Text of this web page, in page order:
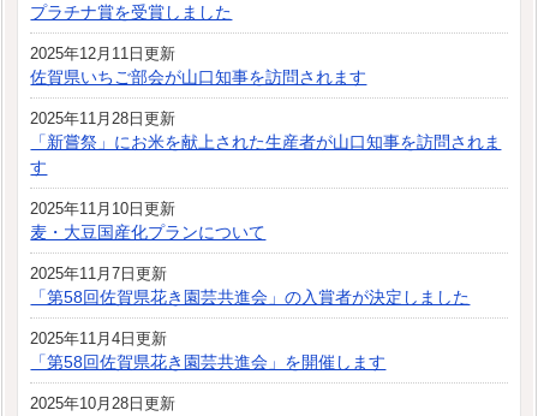
プラチナ賞を受賞しました
2025年12月11日更新
佐賀県いちご部会が山口知事を訪問されます
2025年11月28日更新
「新嘗祭」にお米を献上された生産者が山口知事を訪問されま
す
2025年11月10日更新
麦・大豆国産化プランについて
2025年11月7日更新
「第58回佐賀県花き園芸共進会」の入賞者が決定しました
2025年11月4日更新
「第58回佐賀県花き園芸共進会」を開催します
2025年10月28日更新